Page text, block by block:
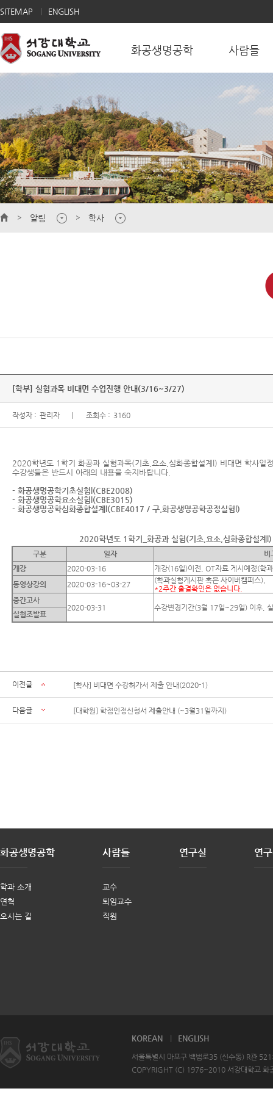
SITEMAP ENGLISH
화공생명공학 사람들
알림 학사
[학부] 실험과목 비대면 수업진행 안내(3/16~3/27)
작성자 : 관리자 조회수 : 3160
2020학년도 1학기 화공과 실험과목(기초,요소,심화종합설계l) 비대면 학사일
수강생들은 반드시 아래의 내용을 숙지바랍니다.
- 화공생명공학기초실험l(CBE2008)
- 화공생명공학요소실험l(CBE3015)
- 화공생명공학심화종합설계l(CBE4017 / 구.화공생명공학공정실험l)
2020학년도 1학기_화공과 실험(기초,요소,심화종합설계
구분 일자
비
개강
2020-03-16
개강(16일)이전, OT자료 게시예정(학
동영상강의
2020-03-16~03-27
(학과실험게시판 혹은 사이버캠퍼스),
*2주간 출결확인은 없습니다.
중간고사
2020-03-31
수강변경기간(3월 17일~29일) 이후,
실험조발표
이전글 [학사] 비대면 수강허가서 제출 안내(2020-1)
다음글 [대학원] 학점인정신청서 제출안내 (~3월31일까지)
화공생명공학
학과 소개
연혁
오시는 길
사람들
교수
퇴임교수
직원
연구실 연
KOREAN ENGLISH
서울특별시 마포구 백범로35 (신수동) R
COPYRIGHT (C) 1976~2010 서강대학교 화